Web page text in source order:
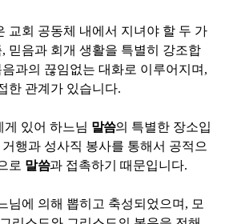
교회 공동체 내에서 지녀야 할 두 가
, 믿음과 회개 생활을 특별히 강조합
과의 끊임없는 대화로 이루어지며 ,
한 관계가 있습니다.
게 있어 하느님 말씀의 특별한 장소입
행과 성사직 봉사를 통해서 공적으
로 말씀과 접촉하기 때문입니다.
님에 의해 뽑히고 축성되었으며 , 모